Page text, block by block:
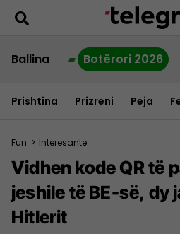
Ballina Botërori 2026
Prishtina Prizreni Peja
Fun > Interesante
Vidhen kode QR të
jeshile të BE-së, dy
Hitlerit